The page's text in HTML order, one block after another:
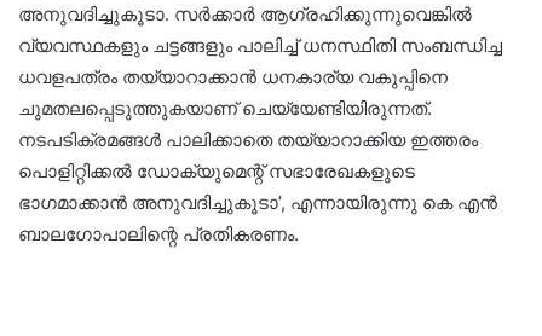
അനുവദിച്ചുകൂടാ. സര്‍ക്കാര്‍ ആഗ്രഹിക്കുന്നുവെങ്കില്‍
വ്യവസ്ഥകളും ചട്ടങ്ങളും പാലിച്ച് ധനസ്ഥിതി സംബന്ധിച്ച
ധവളപത്രം തയ്യാറാക്കാന്‍ ധനകാര്യ വകുപ്പിനെ
ചുമതലപ്പെടുത്തുകയാണ് ചെയ്യേണ്ടിയിരുന്നത്.
നടപടിക്രമങ്ങള്‍ പാലിക്കാതെ തയ്യാറാക്കിയ ഇത്തരം
പൊളിറ്റിക്കല്‍ ഡോക്യുമെന്റ് സഭാരേഖകളുടെ
ഭാഗമാക്കാന്‍ അനുവദിച്ചുകൂടാ’, എന്നായിരുന്നു കെ എന്‍
ബാലഗോപാലിന്റെ പ്രതികരണം.